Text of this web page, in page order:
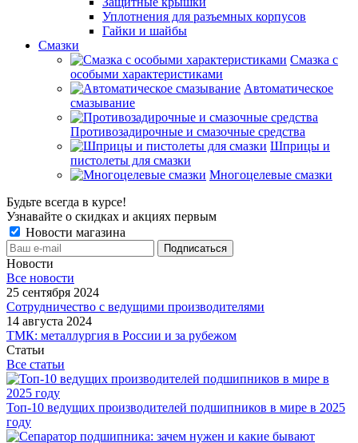
Уплотнения для разъемных корпусов
Гайки и шайбы
Смазки
Смазка с
особыми характеристиками
Автоматическое
смазывание
Противозадирочные и смазочные средства
Шприцы и
пистолеты для смазки
Многоцелевые смазки
Будьте всегда в курсе!
Узнавайте о скидках и акциях первым
Новости магазина
Новости
Все новости
25 сентября 2024
Сотрудничество с ведущими производителями
14 августа 2024
ТМК: металлургия в России и за рубежом
Статьи
Все статьи
Топ-10 ведущих производителей подшипников в мире в 2025
году